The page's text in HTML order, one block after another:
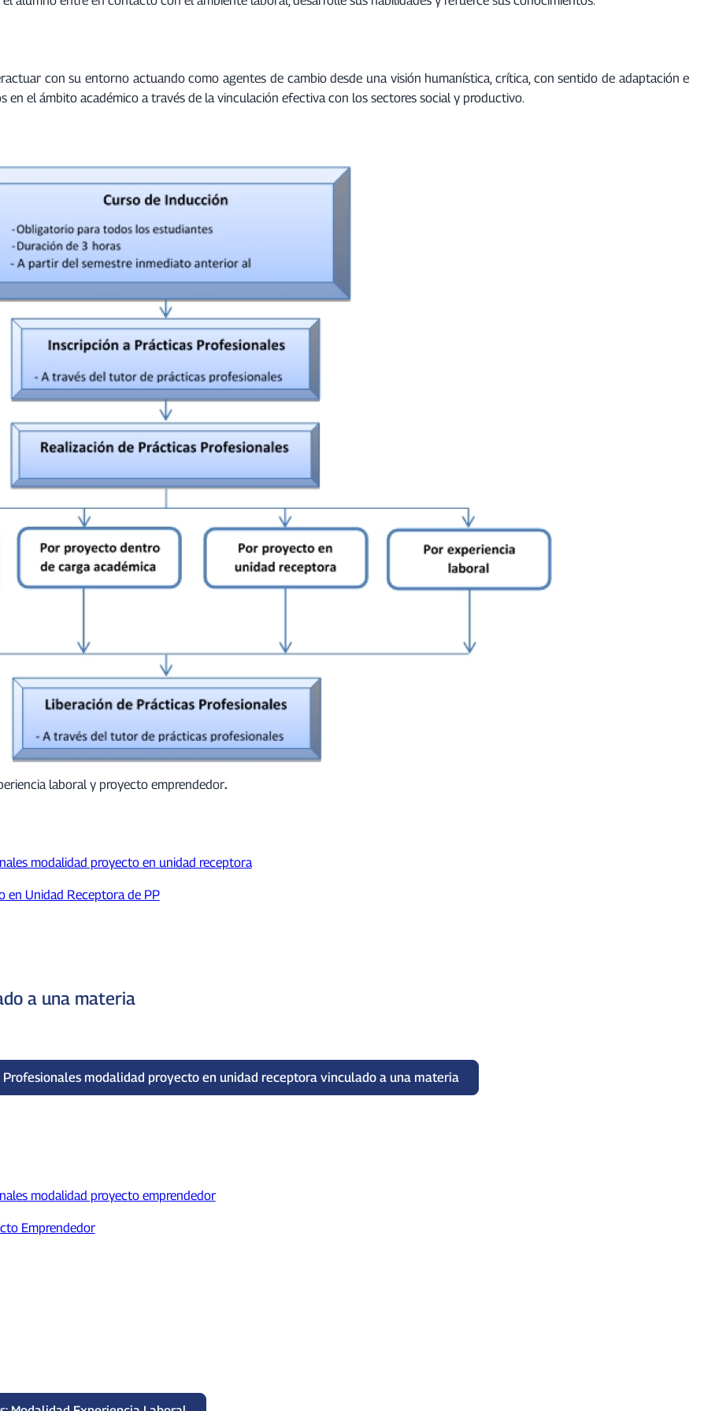
con su entorno actuando como agentes de cambio desde una visión humanística, crítica, con sentido de adaptación e
en el ámbito académico a través de la vinculación efectiva con los sectores social y productivo.
laboral y proyecto emprendedor.
modalidad proyecto en unidad receptora
en Unidad Receptora de PP
a una materia
modalidad proyecto en unidad receptora vinculado a una materia
modalidad proyecto emprendedor
Emprendedor